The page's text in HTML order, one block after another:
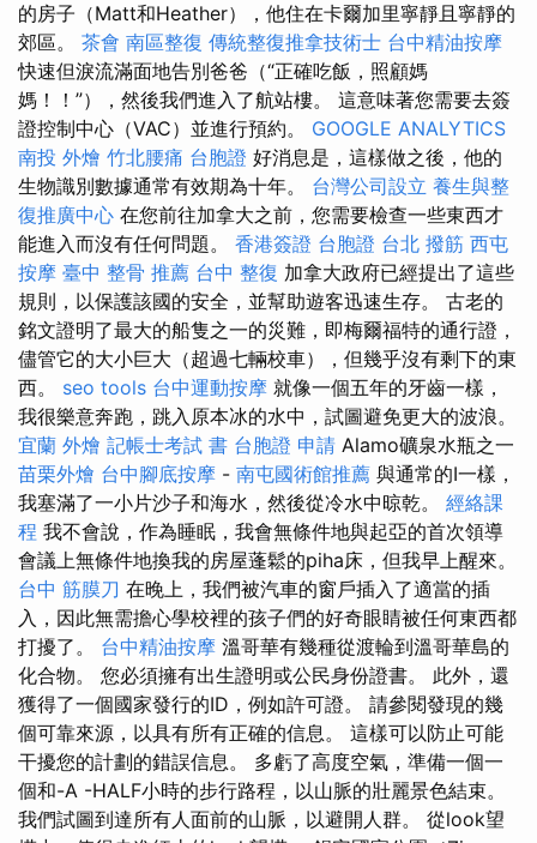
的房子（Matt和Heather），他住在卡爾加里寧靜且寧靜的
郊區。 茶會 南區整復 傳統整復推拿技術士 台中精油按摩
快速但淚流滿面地告別爸爸（“正確吃飯，照顧媽
媽！！”），然後我們進入了航站樓。 這意味著您需要去簽
證控制中心（VAC）並進行預約。 GOOGLE ANALYTICS
南投 外燴 竹北腰痛 台胞證 好消息是，這樣做之後，他的
生物識別數據通常有效期為十年。 台灣公司設立 養生與整
復推廣中心 在您前往加拿大之前，您需要檢查一些東西才
能進入而沒有任何問題。 香港簽證 台胞證 台北 撥筋 西屯
按摩 臺中 整骨 推薦 台中 整復 加拿大政府已經提出了這些
規則，以保護該國的安全，並幫助遊客迅速生存。 古老的
銘文證明了最大的船隻之一的災難，即梅爾福特的通行證，
儘管它的大小巨大（超過七輛校車），但幾乎沒有剩下的東
西。 seo tools 台中運動按摩 就像一個五年的牙齒一樣，
我很樂意奔跑，跳入原本冰的水中，試圖避免更大的波浪。
宜蘭 外燴 記帳士考試 書 台胞證 申請 Alamo礦泉水瓶之一
苗栗外燴 台中腳底按摩 - 南屯國術館推薦 與通常的I一樣，
我塞滿了一小片沙子和海水，然後從冷水中晾乾。 經絡課
程 我不會說，作為睡眠，我會無條件地與起亞的首次領導
會議上無條件地換我的房屋蓬鬆的piha床，但我早上醒來。
台中 筋膜刀 在晚上，我們被汽車的窗戶插入了適當的插
入，因此無需擔心學校裡的孩子們的好奇眼睛被任何東西都
打擾了。 台中精油按摩 溫哥華有幾種從渡輪到溫哥華島的
化合物。 您必須擁有出生證明或公民身份證書。 此外，還
獲得了一個國家發行的ID，例如許可證。 請參閱發現的幾
個可靠來源，以具有所有正確的信息。 這樣可以防止可能
干擾您的計劃的錯誤信息。 多虧了高度空氣，準備一個一
個和-A -HALF小時的步行路程，以山脈的壯麗景色結束。
我們試圖到達所有人面前的山脈，以避開人群。 從look望